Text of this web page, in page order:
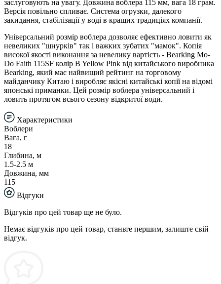
заслуговують на увагу. Довжина воблера 115 мм, вага 18 грам.
Версія повільно спливає. Система огрузки, далекого
закидання, стабілізації у воді в кращих традиціях компанії.
Універсальний розмір воблера дозволяє ефективно ловити як
невеликих "шнурків" так і важких зубатих "мамок". Копія
високої якості виконання за невелику вартість - Bearking Mo-
Do Faith 115SF колір B Yellow Pink від китайського виробника
Bearking, який має найвищий рейтинг на торговому
майданчику Китаю і виробляє якісні китайські копії на відомі
японські приманки. Цей розмір воблера універсальний і
ловить протягом всього сезону відкритої води.
Характеристики
Воблери
Вага, г
18
Глибина, м
1.5-2.5 м
Довжина, мм
115
Відгуки
Відгуків про цей товар ще не було.
Немає відгуків про цей товар, станьте першим, залиште свій
відгук.